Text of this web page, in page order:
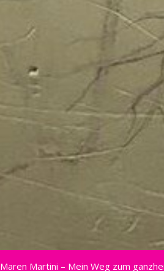
Maren Martini – Mein Weg zum